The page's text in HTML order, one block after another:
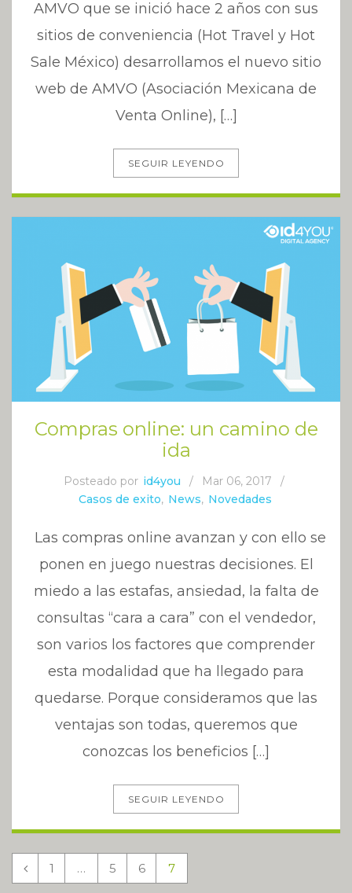
AMVO que se inició hace 2 años con sus
sitios de conveniencia (Hot Travel y Hot
Sale México) desarrollamos el nuevo sitio
web de AMVO (Asociación Mexicana de
Venta Online), […]
SEGUIR LEYENDO
Compras online: un camino de
ida
Posteado por id4you / Mar 06, 2017
/
Casos de exito, News, Novedades
Las compras online avanzan y con ello se
ponen en juego nuestras decisiones. El
miedo a las estafas, ansiedad, la falta de
consultas “cara a cara” con el vendedor,
son varios los factores que comprender
esta modalidad que ha llegado para
quedarse. Porque consideramos que las
ventajas son todas, queremos que
conozcas los beneficios […]
SEGUIR LEYENDO
1 … 5 6 7